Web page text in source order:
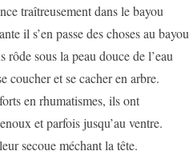
traîtreusement dans le bayou
il s’en passe des choses au bayou
sous la peau douce de l’eau
coucher et se cacher en arbre.
en rhumatismes, ils ont
et parfois jusqu’au ventre.
secoue méchant la tête.